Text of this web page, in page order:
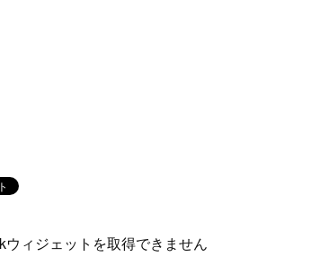
ウィジェットを取得できません